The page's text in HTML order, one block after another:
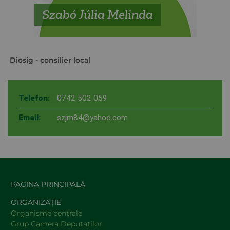
Szabó Júlia Melinda
Diosig - consilier local
Telefon: 0742 502 059
Email: szjm84@yahoo.com
PAGINA PRINCIPALĂ
ORGANIZAȚIE
Organisme centrale
Grup Camera Deputaţilor